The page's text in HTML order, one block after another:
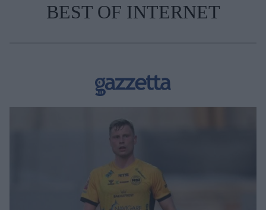
BEST OF INTERNET